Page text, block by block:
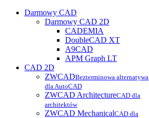
Darmowy CAD
Darmowy CAD 2D
CADEMIA
DoubleCAD XT
A9CAD
APM Graph LT
CAD 2D
ZWCADBezterminowa alternatywa
dla AutoCAD
ZWCAD ArchitectureCAD dla
architektów
ZWCAD MechanicalCAD dla